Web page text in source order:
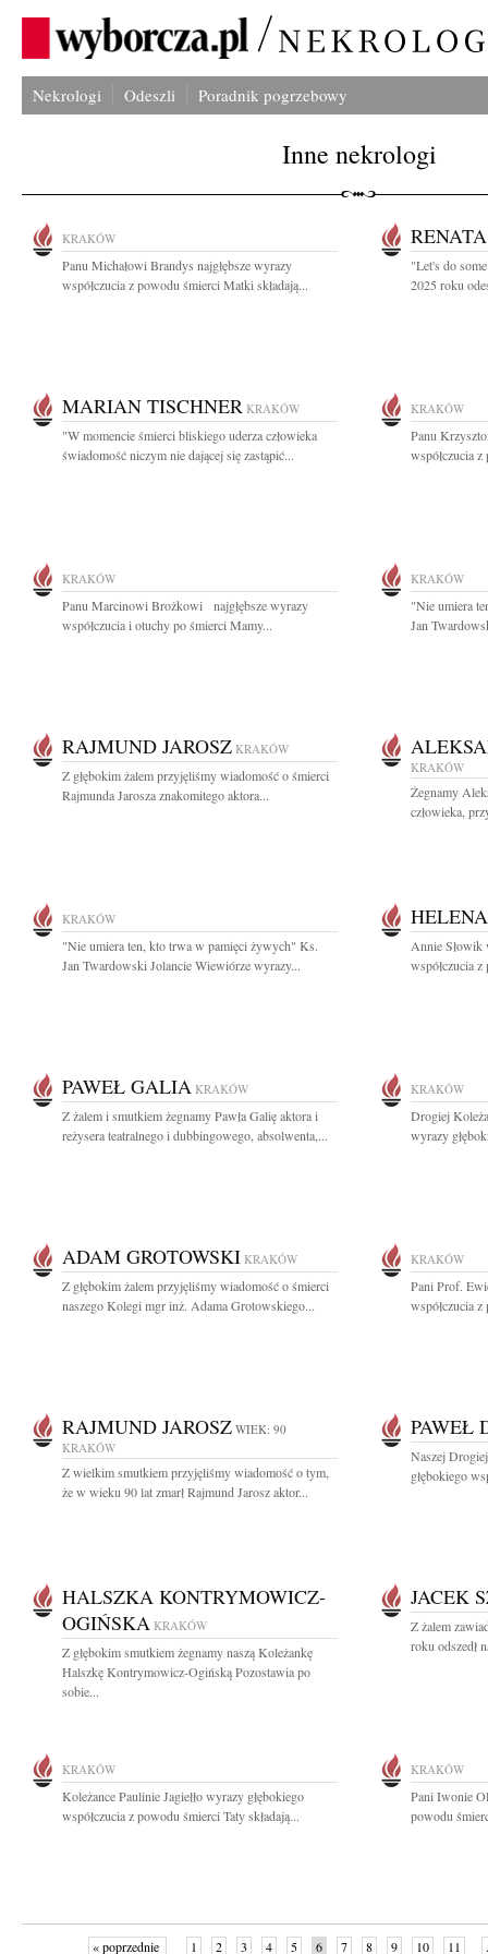
Nekrologi Odeszli Poradnik pogrzebowy
Inne nekrologi
KRAKÓW
Panu Michałowi Brandys najgłębsze wyrazy
współczucia z powodu śmierci Matki składają...
"Let's do
2025 roku
MARIAN TISCHNER KRAKÓW
"W momencie śmierci bliskiego uderza człowieka
świadomość niczym nie dającej się zastąpić...
KRAKÓW
Panu
współczucia
KRAKÓW
Panu Marcinowi Brożkowi najgłębsze wyrazy
współczucia i otuchy po śmierci Mamy...
KRAKÓW
"Nie umiera
Jan
RAJMUND JAROSZ KRAKÓW
Z głębokim żalem przyjęliśmy wiadomość o śmierci
Rajmunda Jarosza znakomitego aktora...
KRAKÓW
Żegnamy
człowieka,
KRAKÓW
"Nie umiera ten, kto trwa w pamięci żywych" Ks.
Jan Twardowski Jolancie Wiewiórze wyrazy...
Annie Słowik
współczucia
PAWEŁ GALIA KRAKÓW
Z żalem i smutkiem żegnamy Pawła Galię aktora i
reżysera teatralnego i dubbingowego, absolwenta,...
KRAKÓW
Drogiej
wyrazy
ADAM GROTOWSKI KRAKÓW
Z głębokim żalem przyjęliśmy wiadomość o śmierci
naszego Kolegi mgr inż. Adama Grotowskiego...
KRAKÓW
Pani Prof.
współczucia
RAJMUND JAROSZ WIEK: 90
KRAKÓW
Z wielkim smutkiem przyjęliśmy wiadomość o tym,
że w wieku 90 lat zmarł Rajmund Jarosz aktor...
PAWEŁ
Naszej
głębokiego
HALSZKA KONTRYMOWICZ-
OGIŃSKA KRAKÓW
Z głębokim smutkiem żegnamy naszą Koleżankę
Halszkę Kontrymowicz-Ogińską Pozostawia po
sobie...
JACEK
Z żalem
roku odszedł
KRAKÓW
Koleżance Paulinie Jagiełło wyrazy głębokiego
współczucia z powodu śmierci Taty składają...
KRAKÓW
Pani Iwonie
powodu
« poprzednie 1 2 3 4 5 6 7 8 9 10 11